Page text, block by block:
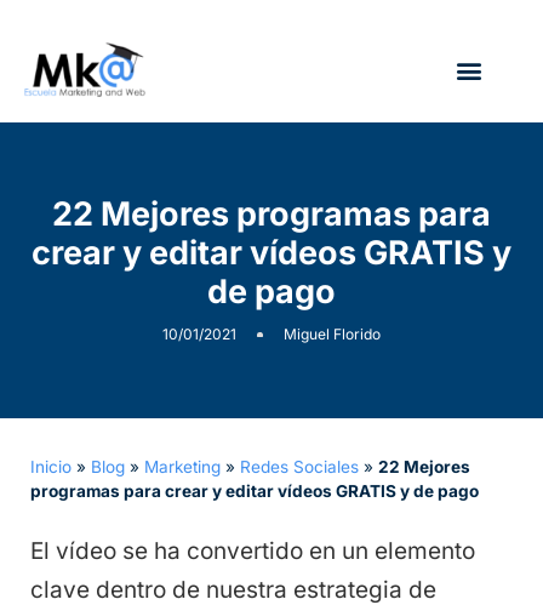
22 Mejores programas para
crear y editar vídeos GRATIS y
de pago
10/01/2021 Miguel Florido
Inicio » Blog » Marketing » Redes Sociales » 22 Mejores
programas para crear y editar vídeos GRATIS y de pago
El vídeo se ha convertido en un elemento
clave dentro de nuestra estrategia de